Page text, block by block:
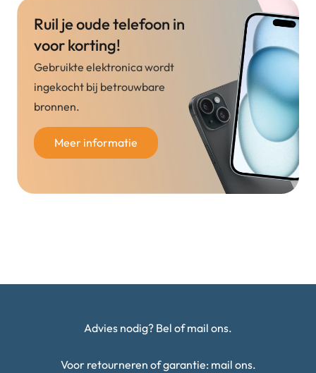
Ruil je oude telefoon in
voor korting!
Gebruikte elektronica wordt
ingekocht bij betrouwbare
bronnen.
Meer informatie
Advies nodig? Bel of mail ons.
Voor retourneren of garantie: mail ons.